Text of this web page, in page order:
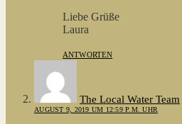
Liebe Grüße
Laura
ANTWORTEN
The Local Water Team
AUGUST 9, 2019 UM 12:59 P.M. UHR